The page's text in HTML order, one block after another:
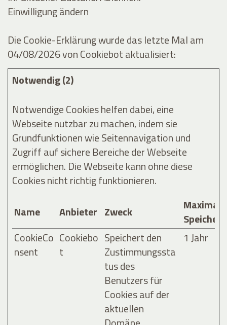
Einwilligung ändern
Die Cookie-Erklärung wurde das letzte Mal am
04/08/2026 vonCookiebotaktualisiert:
Notwendig (2)
Notwendige Cookies helfen dabei, eine
Webseite nutzbar zu machen, indem sie
Grundfunktionen wie Seitennavigation und
Zugriff auf sichere Bereiche der Webseite
ermöglichen. Die Webseite kann ohne diese
Cookies nicht richtig funktionieren.
Name
Anbieter Zweck
Maximale
CookieCo
nsent
Cookiebo
t
Speichert den
Zustimmungssta
tus des
Benutzers für
Cookies auf der
aktuellen
1 Jahr